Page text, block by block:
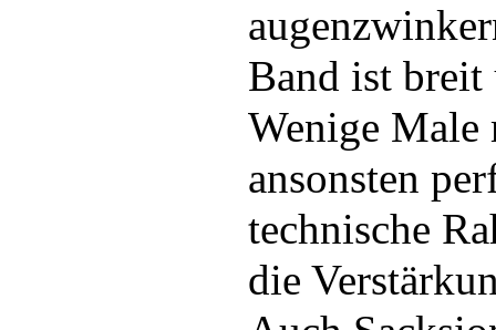
Band ist
Wenige Male
ansonsten
technische
die